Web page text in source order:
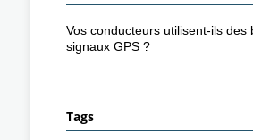
Vos conducteurs utilisent-ils des
signaux GPS ?
Tags